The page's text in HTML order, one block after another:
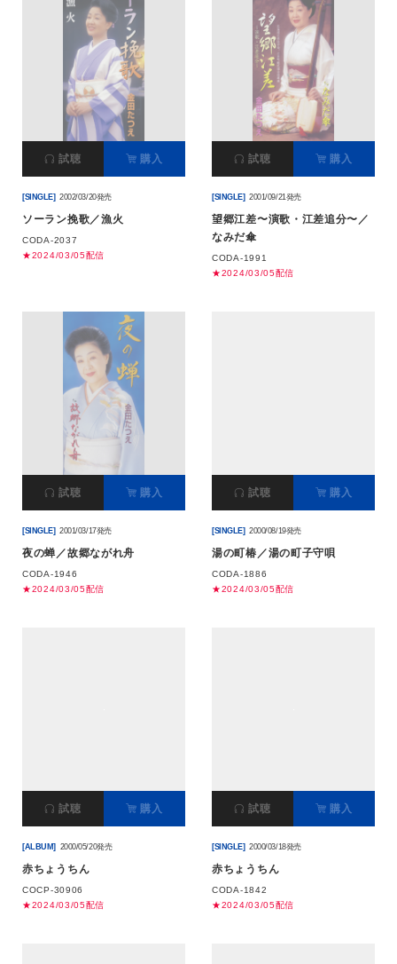
試聴 購入
[SINGLE] 2002/03/20発売
ソーラン挽歌／漁火
CODA-2037
★2024/03/05配信
試聴 購入
[SINGLE] 2001/09/21発売
望郷江差〜演歌・江差追分〜／
なみだ傘
CODA-1991
★2024/03/05配信
試聴 購入
[SINGLE] 2001/03/17発売
夜の蝉／故郷ながれ舟
CODA-1946
★2024/03/05配信
試聴 購入
[SINGLE] 2000/08/19発売
湯の町椿／湯の町子守唄
CODA-1886
★2024/03/05配信
試聴 購入
[ALBUM] 2000/05/20発売
赤ちょうちん
COCP-30906
★2024/03/05配信
試聴 購入
[SINGLE] 2000/03/18発売
赤ちょうちん
CODA-1842
★2024/03/05配信